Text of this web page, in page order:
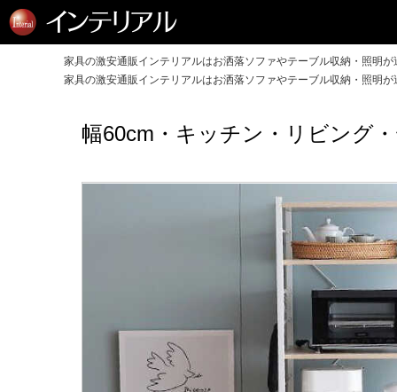
家具の激安通販インテリアルはお洒落ソファやテーブル収納・照明が
家具の激安通販インテリアルはお洒落ソファやテーブル収納・照明が
幅60cm・キッチン・リビング